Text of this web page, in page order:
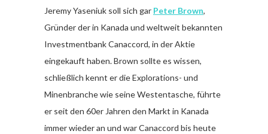
Jeremy Yaseniuk soll sich gar Peter Brown,
Gründer der in Kanada und weltweit bekannten
Investmentbank Canaccord, in der Aktie
eingekauft haben. Brown sollte es wissen,
schließlich kennt er die Explorations- und
Minenbranche wie seine Westentasche, führte
er seit den 60er Jahren den Markt in Kanada
immer wieder an und war Canaccord bis heute